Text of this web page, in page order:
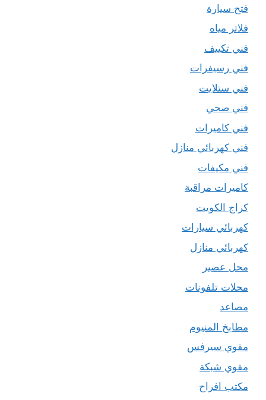
فتح سيارة
فلاتر مياه
فني تكييف
فني رسيفرات
فني ستلايت
فني صحي
فني كاميرات
فني كهربائي منازل
فني مكيفات
كاميرات مراقبة
كراج الكويت
كهربائي سيارات
كهربائي منازل
محل عصير
محلات تلفونات
مصاعد
مطابخ المنيوم
مقوي سيرفس
مقوي شبكة
مكتب افراح